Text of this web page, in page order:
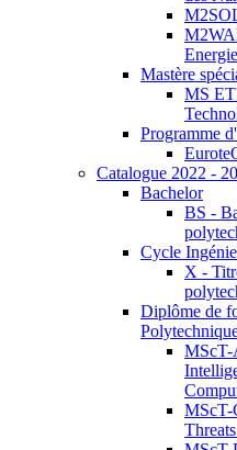
Mastère
MS
Programme
Catalogue 2022 -
Bachelor
BS -
Cycle
X -
Diplôme de
MScT-